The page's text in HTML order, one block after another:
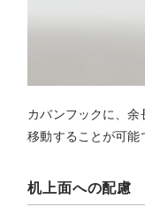
カバンフックに、
移動することが可能
机上面への配慮